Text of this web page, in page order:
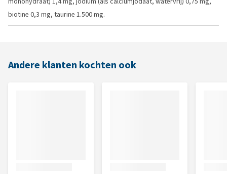
biotine 0,3 mg, taurine 1.500 mg.
Andere klanten kochten ook